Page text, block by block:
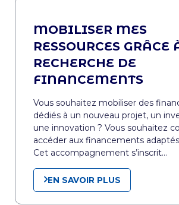
MOBILISER MES
RESSOURCES GRÂCE
RECHERCHE DE
FINANCEMENTS
Vous souhaitez mobiliser des
dédiés à un nouveau projet, un
une innovation ? Vous souhaitez
accéder aux financements
Cet accompagnement s’inscrit…
EN SAVOIR PLUS